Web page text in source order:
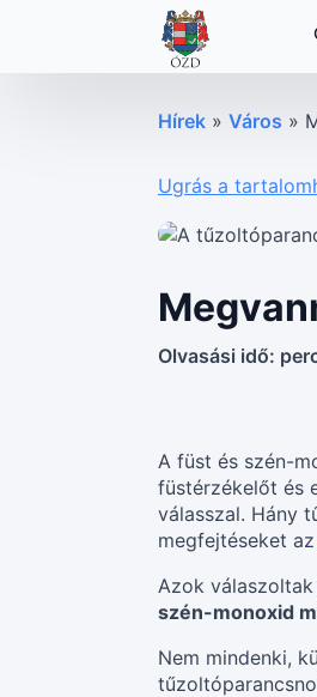
Hírek » Város »
Ugrás a
Olvasási idő:
A füst és szén-
füstérzékelőt és
válasszal. Hány
megfejtéseket az
Azok
szén-monoxid
Nem mindenki,